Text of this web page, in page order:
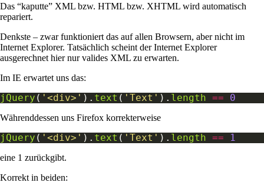
Das “kaputte” XML bzw. HTML bzw. XHTML wird automatisch
repariert.
Denkste – zwar funktioniert das auf allen Browsern, aber nicht im
Internet Explorer. Tatsächlich scheint der Internet Explorer
ausgerechnet hier nur valides XML zu erwarten.
Im IE erwartet uns das:
jQuery ( '<div>' ). text ( 'Text' ). length == 0
Währenddessen uns Firefox korrekterweise
jQuery ( '<div>' ). text ( 'Text' ). length == 1
eine 1 zurückgibt.
Korrekt in beiden: